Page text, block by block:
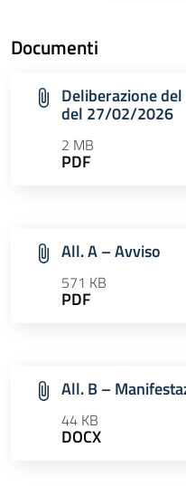
Documenti
Deliberazione
del 27/02/2026
2 MB
PDF
All. A – Avviso
571 KB
PDF
All. B –
44 KB
DOCX